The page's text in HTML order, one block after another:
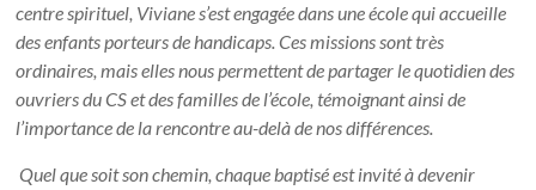
centre spirituel, Viviane s’est engagée dans une école qui accueille
des enfants porteurs de handicaps. Ces missions sont très
ordinaires, mais elles nous permettent de partager le quotidien des
ouvriers du CS et des familles de l’école, témoignant ainsi de
l’importance de la rencontre au-delà de nos différences.
Quel que soit son chemin, chaque baptisé est invité à devenir